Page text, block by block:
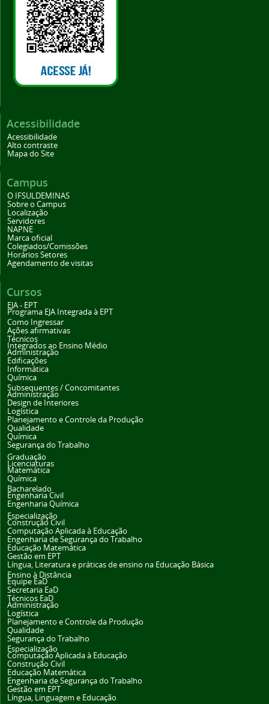
Acessibilidade
Acessibilidade
Alto contraste
Mapa do Site
Campus
O IFSULDEMINAS
Sobre o Campus
Localização
Servidores
NAPNE
Marca oficial
Colegiados/Comissões
Horários Setores
Agendamento de visitas
Cursos
EJA - EPT
Programa EJA Integrada à EPT
Como Ingressar
Ações afirmativas
Técnicos
Integrados ao Ensino Médio
Administração
Edificações
Informática
Química
Subsequentes / Concomitantes
Administração
Design de Interiores
Logística
Planejamento e Controle da Produção
Qualidade
Química
Segurança do Trabalho
Graduação
Licenciaturas
Matemática
Química
Bacharelado
Engenharia Civil
Engenharia Química
Especialização
Construção Civil
Computação Aplicada à Educação
Engenharia de Segurança do Trabalho
Educação Matemática
Gestão em EPT
Língua, Literatura e práticas de ensino na Educação Básica
Ensino à Distância
Equipe EaD
Secretaria EaD
Técnicos EaD
Administração
Logística
Planejamento e Controle da Produção
Qualidade
Segurança do Trabalho
Especialização
Computação Aplicada à Educação
Construção Civil
Educação Matemática
Engenharia de Segurança do Trabalho
Gestão em EPT
Língua, Linguagem e Educação